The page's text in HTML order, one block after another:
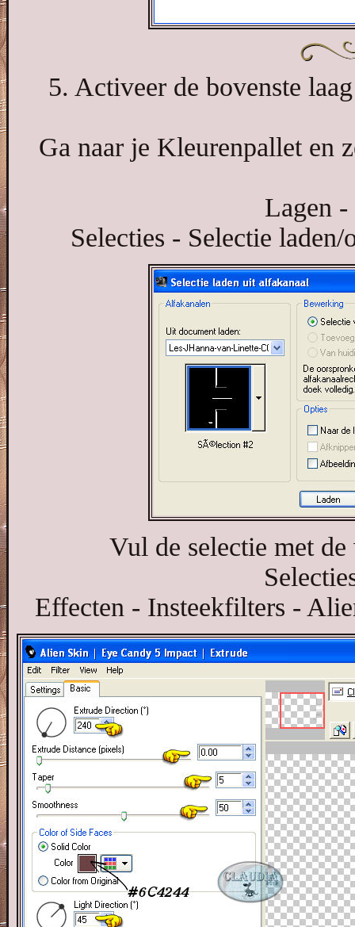
5. Activeer de bovenste
Ga naar je Kleurenpallet en
Lagen -
Selecties - Selectie
Vul de selectie met
Effecten - Insteekfilters -